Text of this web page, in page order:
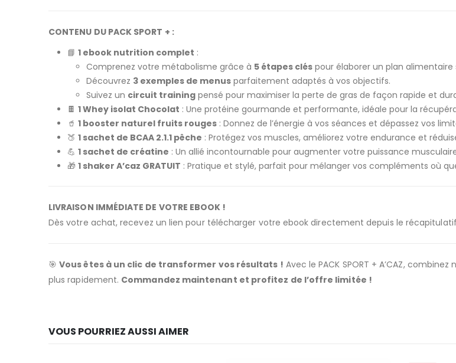
CONTENU DU PACK SPORT + :
📘 1 ebook nutrition complet :
Comprenez votre métabolisme grâce à 5 étapes clés pour élaborer un plan alimentaire
Découvrez 3 exemples de menus parfaitement adaptés à vos objectifs.
Suivez un circuit training pensé pour maximiser la perte de gras de façon rapide et
🍫 1 Whey isolat Chocolat : Une protéine gourmande et performante, idéale pour la
🥤 1 booster naturel fruits rouges : Donnez de l’énergie à vos séances et dépassez vos
🍑 1 sachet de BCAA 2.1.1 pêche : Protégez vos muscles, améliorez votre endurance et
💪 1 sachet de créatine : Un allié incontournable pour augmenter votre puissance
🎁 1 shaker A’caz GRATUIT : Pratique et stylé, parfait pour mélanger vos compléments où
LIVRAISON IMMÉDIATE DE VOTRE EBOOK !
Dès votre achat, recevez un lien pour télécharger votre ebook directement depuis le
🎯Vous êtes à un clic de transformer vos résultats ! Avec le PACK SPORT + A’CAZ,
plus rapidement. Commandez maintenant et profitez de l’offre limitée !
VOUS POURRIEZ AUSSI AIMER